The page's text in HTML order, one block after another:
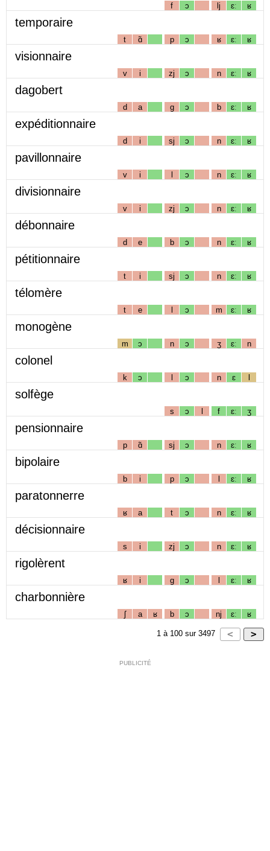
f ɔ lj ɛː ʁ
temporaire
t ɑ̃ p ɔ ʁ ɛː ʁ
visionnaire
v i zj ɔ n ɛː ʁ
dagobert
d a g ɔ b ɛː ʁ
expéditionnaire
d i sj ɔ n ɛː ʁ
pavillonnaire
v i l ɔ n ɛː ʁ
divisionnaire
v i zj ɔ n ɛː ʁ
débonnaire
d e b ɔ n ɛː ʁ
pétitionnaire
t i sj ɔ n ɛː ʁ
télomère
t e l ɔ m ɛː ʁ
monogène
m ɔ n ɔ ʒ ɛː n
colonel
k ɔ l ɔ n ɛ l
solfège
s ɔ l f ɛː ʒ
pensionnaire
p ɑ̃ sj ɔ n ɛː ʁ
bipolaire
b i p ɔ l ɛː ʁ
paratonnerre
ʁ a t ɔ n ɛː ʁ
décisionnaire
s i zj ɔ n ɛː ʁ
rigolèrent
ʁ i g ɔ l ɛː ʁ
charbonnière
ʃ a ʁ b ɔ nj ɛː ʁ
1 à 100 sur 3497
PUBLICITÉ